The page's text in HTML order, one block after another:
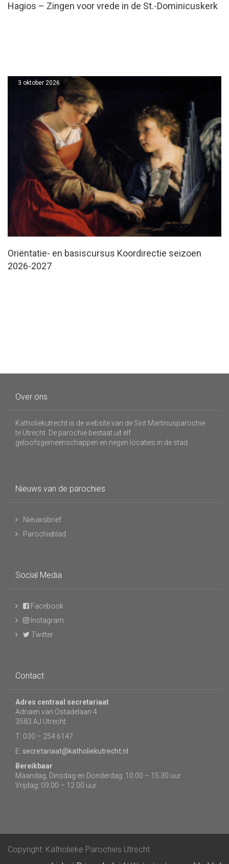
Hagios – Zingen voor vrede in de St.-Dominicuskerk
Oriëntatie- en basiscursus Koordirectie seizoen
2026-2027
3 oktober 2026
Over ons
Katholiekutrecht is de website van de Sint Martinusparochie
te Utrecht. De parochie bestaat uit elf
geloofsgemeenschappen en negen locaties in de stad.
Nieuws van de parochies
Nieuwsbrief
Parochieblad
Social Media
Facebook
Instagram
Twitter
Contact
Adres centraal secretariaat
Adriaen van Ostadelaan 4
3583 AJ Utrecht
T: 030 – 254 6147
E: secretariaat@katholiekutrecht.nl
Bereikbaar
Maandag, Dinsdag en Donderdag: 10.00 – 15.30 uur
Vrijdag: 09.00 – 12.00 uur
Copyright: Katholieke Parochies Utrecht